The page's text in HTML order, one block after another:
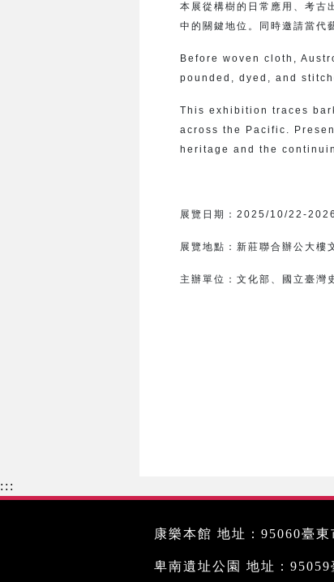
本展從構樹的日常應用、考古
中的關鍵地位。同時邀請當代
Before woven cloth,
pounded, dyed, and
This exhibition traces
across the Pacific.
heritage and the
展覽日期： 2025/10/22-
展覽地點：新莊聯合辦公大樓
主辦單位： 文化部、 國立臺灣
:::
康樂本館 地址：95060臺
卑南遺址公園 地址：